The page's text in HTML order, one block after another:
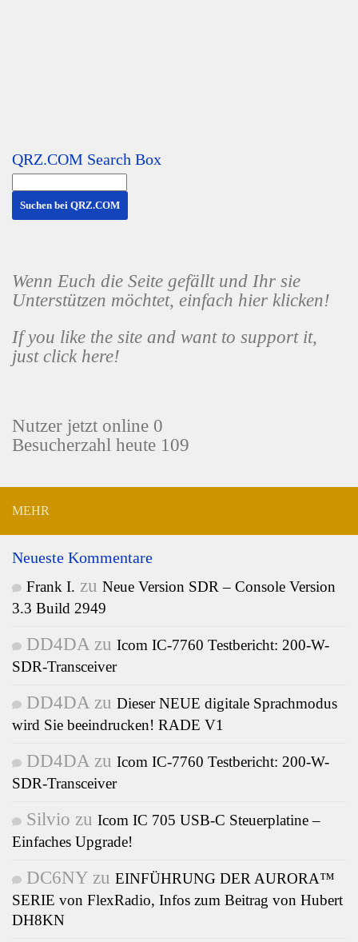
QRZ.COM Search Box
Wenn Euch die Seite gefällt und Ihr sie
Unterstützen möchtet, einfach hier klicken!
If you like the site and want to support it,
just click here!
Nutzer jetzt online 0
Besucherzahl heute 109
MEHR
Neueste Kommentare
Frank I. zu Neue Version SDR – Console Version
3.3 Build 2949
DD4DA zu Icom IC-7760 Testbericht: 200-W-
SDR-Transceiver
DD4DA zu Dieser NEUE digitale Sprachmodus
wird Sie beeindrucken! RADE V1
DD4DA zu Icom IC-7760 Testbericht: 200-W-
SDR-Transceiver
Silvio zu Icom IC 705 USB-C Steuerplatine –
Einfaches Upgrade!
DC6NY zu EINFÜHRUNG DER AURORA™
SERIE von FlexRadio, Infos zum Beitrag von Hubert
DH8KN